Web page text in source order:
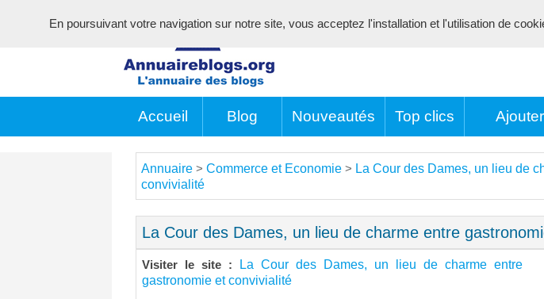
Accueil Blog Nouveautés Top clics
Annuaire > Commerce et Economie > La Cour des Dames, un lieu de
convivialité
La Cour des Dames, un lieu de charme entre
Visiter le site :
La Cour des Dames, un lieu de charme entre
gastronomie et convivialité
En poursuivant votre navigation sur notre site, vous acceptez l'installation et l'utilisation de